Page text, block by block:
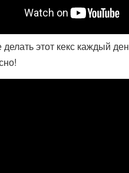
этот кекс каждый